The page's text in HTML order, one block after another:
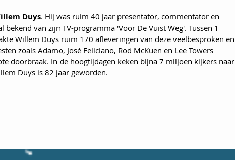
Duys. Hij was ruim 40 jaar presentator, commentator en
bekend van zijn TV-programma 'Voor De Vuist Weg'. Tussen 1
Willem Duys ruim 170 afleveringen van deze veelbesproken en
zoals Adamo, José Feliciano, Rod McKuen en Lee Towers
doorbraak. In de hoogtijdagen keken bijna 7 miljoen kijkers naar
Duys is 82 jaar geworden.